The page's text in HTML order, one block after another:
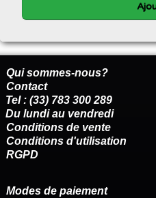
Qui sommes-nous?
Contact
Tel : (33) 783 300 289
Du lundi au vendredi
Conditions de vente
Conditions d'utilisation
RGPD
Modes de paiement